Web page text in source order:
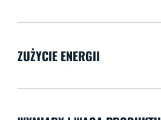
ZUŻYCIE ENERGII